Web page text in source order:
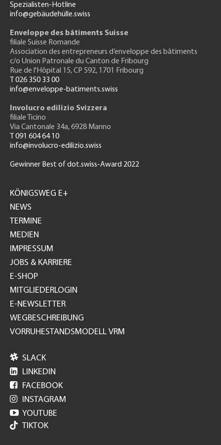
Spezialisten-Hotline
info@gebäudehülle.swiss
Enveloppe des bâtiments Suisse
filiale Suisse Romande
Association des entrepreneurs d’enveloppe des bâtiments
c/o Union Patronale du Canton de Fribourg
Rue de l'Hôpital 15, CP 592, 1701 Fribourg
T 026 350 33 00
info@enveloppe-batiments.swiss
Involucro edilizio Svizzera
filiale Ticino
Via Cantonale 34a, 6928 Manno
T 091 604 64 10
info@involucro-edilizio.swiss
Gewinner Best of dot.swiss-Award 2022
GH
KÖNIGSWEG E+
NEWS
TERMINE
MEDIEN
IMPRESSUM
JOBS & KARRIERE
E-SHOP
MITGLIEDERLOGIN
E-NEWSLETTER
WEGBESCHREIBUNG
VORRUHESTANDSMODELL VRM
 SLACK
 LINKEDIN
 FACEBOOK
 INSTAGRAM
 YOUTUBE
TIKTOK